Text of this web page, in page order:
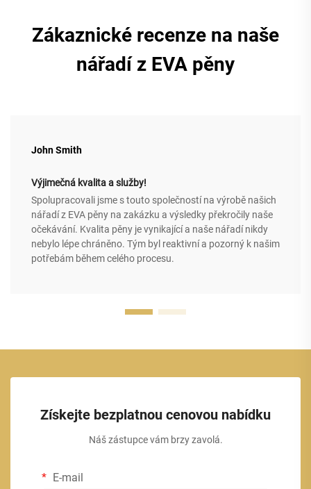
Zákaznické recenze na naše
nářadí z EVA pěny
John Smith
Výjimečná kvalita a služby!
Spolupracovali jsme s touto společností na výrobě našich
nářadí z EVA pěny na zakázku a výsledky překročily naše
očekávání. Kvalita pěny je vynikající a naše nářadí nikdy
nebylo lépe chráněno. Tým byl reaktivní a pozorný k našim
potřebám během celého procesu.
Získejte bezplatnou cenovou nabídku
Náš zástupce vám brzy zavolá.
E-mail